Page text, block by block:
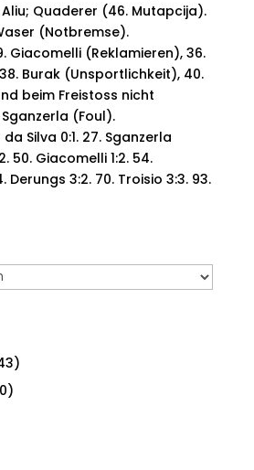
Quaderer (46. Mutapcija).
(Notbremse).
Giacomelli (Reklamieren), 36.
Burak (Unsportlichkeit), 40.
beim Freistoss nicht
(Foul).
Silva 0:1. 27. Sganzerla
50. Giacomelli 1:2. 54.
Derungs 3:2. 70. Troisio 3:3. 93.